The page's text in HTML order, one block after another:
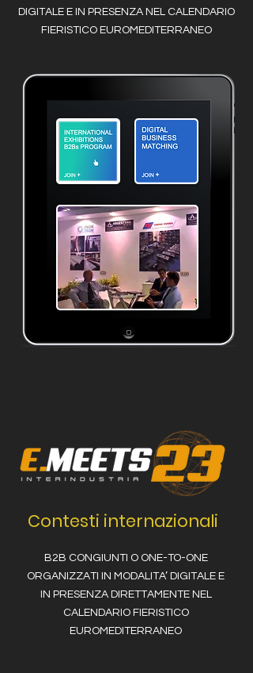
DIGITALE E IN PRESENZA NEL CALENDARIO
FIERISTICO EUROMEDITERRANEO
Contesti internazionali
B2B CONGIUNTI O ONE-TO-ONE
ORGANIZZATI IN MODALITA’ DIGITALE E
IN PRESENZA DIRETTAMENTE NEL
CALENDARIO FIERISTICO
EUROMEDITERRANEO